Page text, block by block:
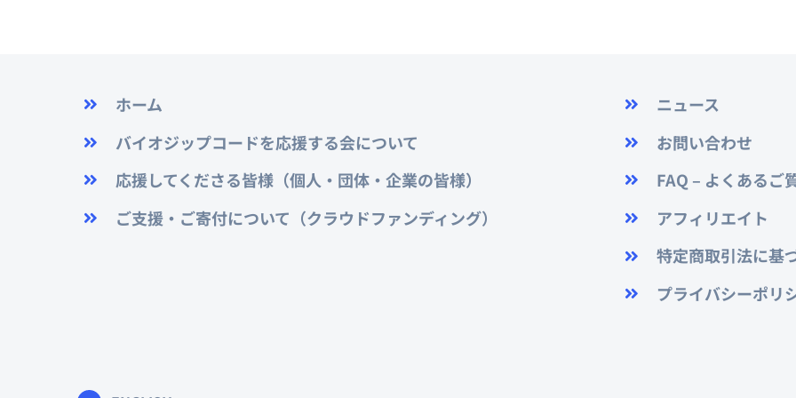
ホーム
バイオジップコードを応援する会について
応援してくださる皆様（個人・団体・企業の皆様）
ご支援・ご寄付について（クラウドファンディング）
ニュース
お問い合わせ
FAQ – よくあるご
アフィリエイト
特定商取引法に基
プライバシーポリ